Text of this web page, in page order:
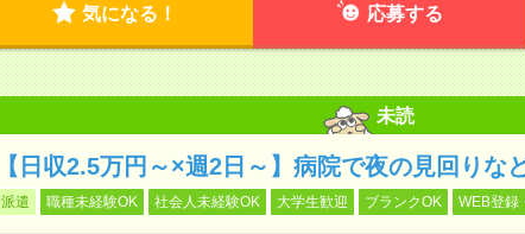
気になる！ 応募する
未読
【日収2.5万円～×週2日～】病院で夜の見回りな
派遣 職種未経験OK 社会人未経験OK 大学生歓迎 ブランクOK WEB登録